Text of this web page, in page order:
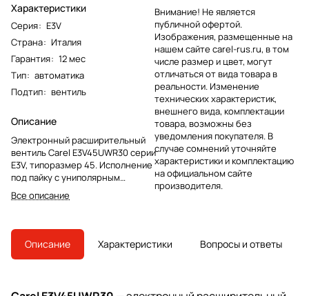
Характеристики
Серия: E3V
Страна: Италия
Гарантия: 12 мес
Тип: автоматика
Подтип: вентиль
Описание
Электронный расширительный
вентиль Carel E3V45UWR30 серии
E3V, типоразмер 45. Исполнение
под пайку с униполярным
статором и кабелем 1 м, без
смотрового стекла.
Все описание
Внимание! Не является
публичной офертой.
Изображения, размещенные на
нашем сайте carel-rus.ru, в том
числе размер и цвет, могут
отличаться от вида товара в
реальности. Изменение
технических характеристик,
внешнего вида, комплектации
товара, возможны без
уведомления покупателя. В
случае сомнений уточняйте
характеристики и комплектацию
на официальном сайте
производителя.
Описание Характеристики Вопросы и ответы